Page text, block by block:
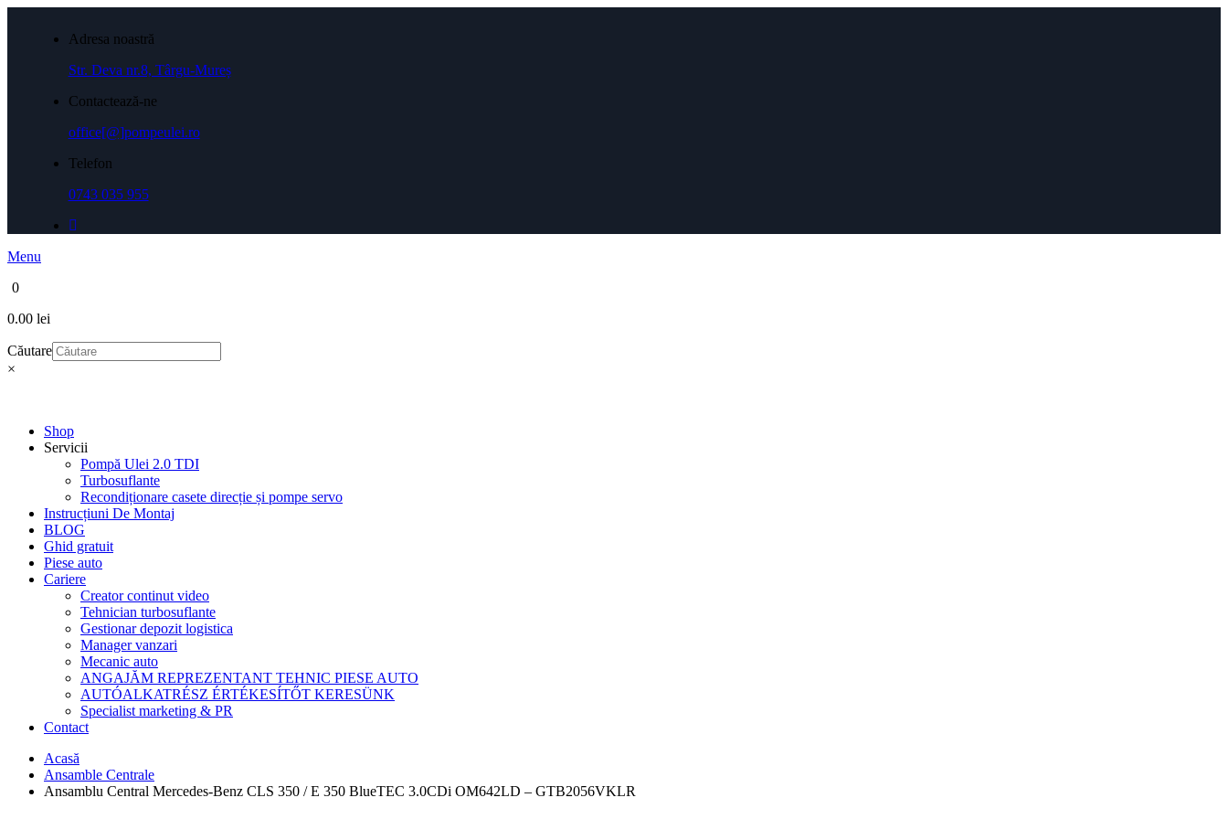
Adresa noastră
Str. Deva nr.8, Târgu-Mureș
Contactează-ne
office[@]pompeulei.ro
Telefon
0743 035 955
Menu
0
0.00 lei
Căutare
×
Shop
Servicii
Pompă Ulei 2.0 TDI
Turbosuflante
Recondiționare casete direcție și pompe servo
Instrucțiuni De Montaj
BLOG
Ghid gratuit
Piese auto
Cariere
Creator continut video
Tehnician turbosuflante
Gestionar depozit logistica
Manager vanzari
Mecanic auto
ANGAJĂM REPREZENTANT TEHNIC PIESE AUTO
AUTÓALKATRÉSZ ÉRTÉKESÍTŐT KERESÜNK
Specialist marketing & PR
Contact
Acasă
Ansamble Centrale
Ansamblu Central Mercedes-Benz CLS 350 / E 350 BlueTEC 3.0CDi OM642LD – GTB2056VKLR